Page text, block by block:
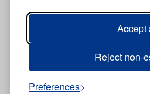
Accept
Reject non-
Preferences